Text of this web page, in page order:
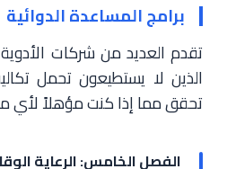
برامج المساعدة الدوائية
تقدم العديد من شركات
الذين لا يستطيعون تحمل
تحقق مما إذا كنت مؤهلاً لأي
الفصل الخامس: الرعاية